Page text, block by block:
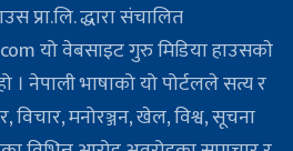
प्रा.लि. द्धारा संचालित
यो वेबसाइट गुरु मिडिया हाउसकाे
। नेपाली भाषाको यो पोर्टलले सत्य र
विचार, मनोरञ्जन, खेल, विश्व, सूचना